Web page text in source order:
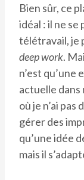
Bien sûr, ce
idéal : il ne se
télétravail, je
deep work.
n’est qu’une
actuelle dans
où je n’ai
gérer des
qu’une idée
mais il